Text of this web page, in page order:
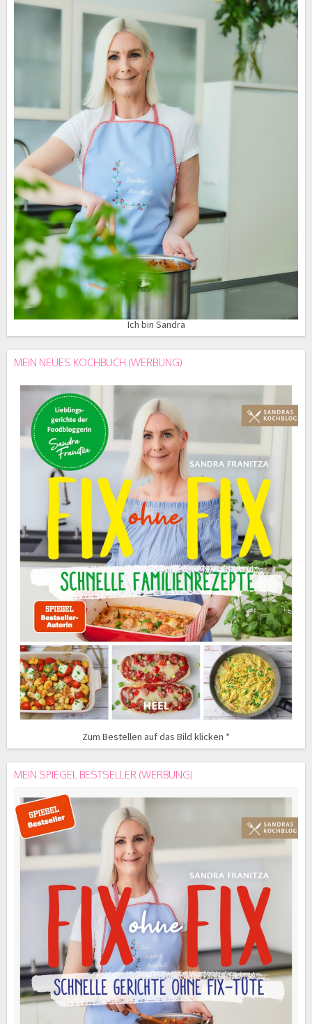
Ich bin Sandra
MEIN NEUES KOCHBUCH (WERBUNG)
Zum Bestellen auf das Bild klicken *
MEIN SPIEGEL BESTSELLER (WERBUNG)